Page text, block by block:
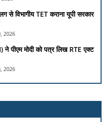
से विभागीय TET कराना यूपी सरकार
2026
पीएम मोदी को पत्र लिख RTE एक्ट
2026